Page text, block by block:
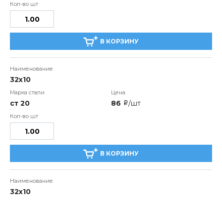
В КОРЗИНУ
32х10
ст 20 86 i/шт
В КОРЗИНУ
32х10